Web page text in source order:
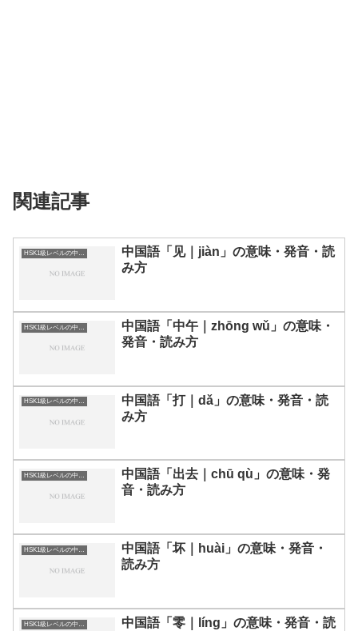
関連記事
中国語「见｜jiàn」の意味・発音・読
み方
中国語「中午｜zhōng wǔ」の意味・
発音・読み方
HSK1級レベルの中国語
中国語「打｜dǎ」の意味・発音・読
み方
HSK1級レベルの中国語
中国語「出去｜chū qù」の意味・発
音・読み方
HSK1級レベルの中国語
中国語「坏｜huài」の意味・発音・
読み方
HSK1級レベルの中国語
中国語「零｜líng」の意味・発音・読